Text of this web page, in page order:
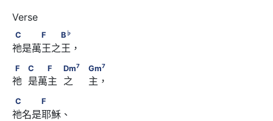
C　　　F　　B
C F B ♭
祂是萬王之王，
F　            C　　F　            Dm
Gm
F C F Dm7 Gm7
祂  是萬主  之     主，
C　　　F
C F
祂名是耶穌、